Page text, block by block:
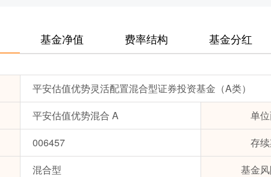
基金净值 费率结构 基金分红
平安估值优势灵活配置混合型证券投资基金（A类）
平安估值优势混合 A 单
006457 存
混合型 基金